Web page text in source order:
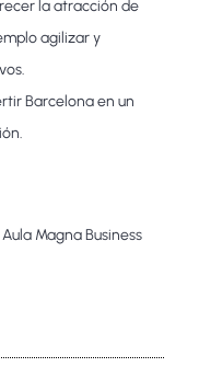
la atracción de
agilizar y
Barcelona en un
Magna Business